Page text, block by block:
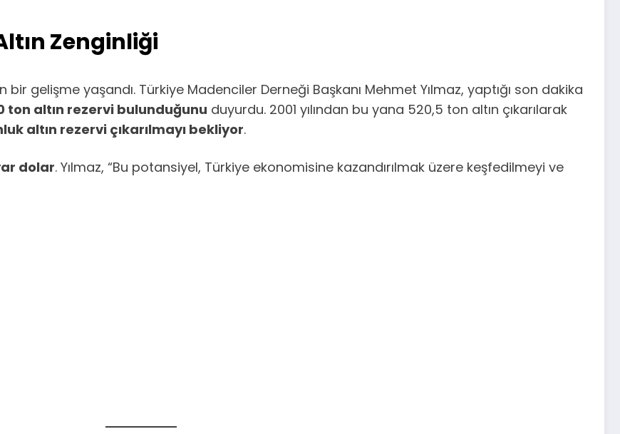
Zenginliği
gelişme yaşandı. Türkiye Madenciler Derneği Başkanı Mehmet Yılmaz, yaptığı son dakika
ton altın rezervi bulunduğunu duyurdu. 2001 yılından bu yana 520,5 ton altın çıkarılarak
altın rezervi çıkarılmayı bekliyor.
dolar. Yılmaz, “Bu potansiyel, Türkiye ekonomisine kazandırılmak üzere keşfedilmeyi ve